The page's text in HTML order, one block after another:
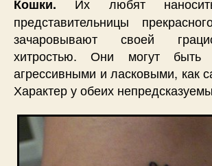
Кошки.
представительницы
зачаровывают своей
хитростью. Они могут быть
агрессивными и ласковыми, как
Характер у обеих